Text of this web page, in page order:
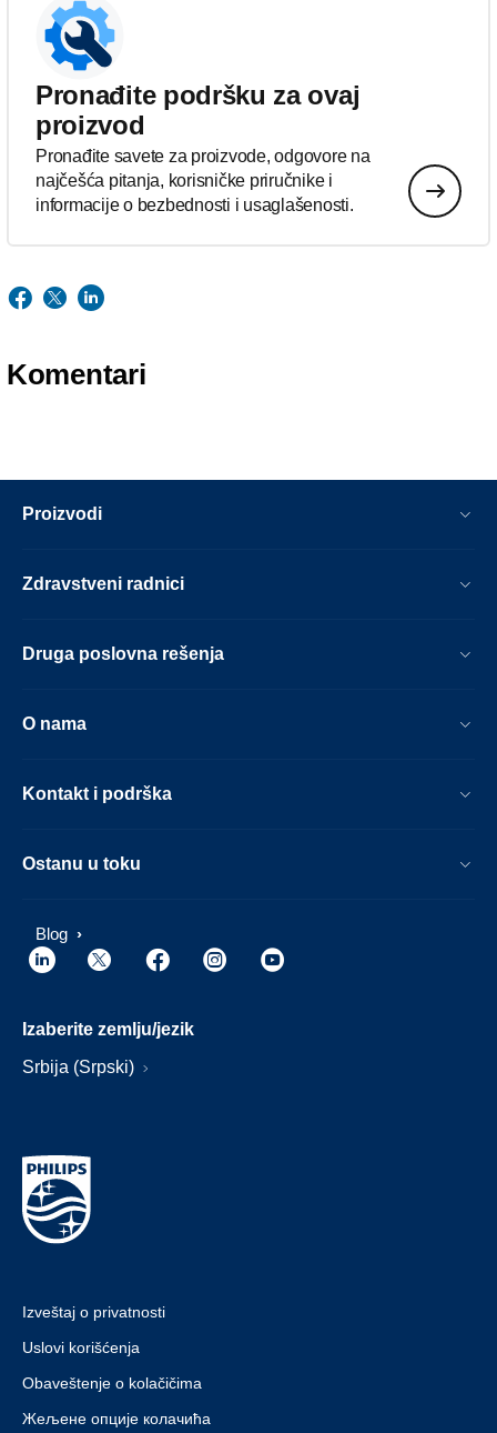
Pronađite podršku za ovaj
proizvod
Pronađite savete za proizvode, odgovore na
najčešća pitanja, korisničke priručnike i
informacije o bezbednosti i usaglašenosti.
Komentari
Proizvodi
Zdravstveni radnici
Druga poslovna rešenja
O nama
Kontakt i podrška
Ostanu u toku
Blog
Izaberite zemlju/jezik
Srbija (Srpski)
Izveštaj o privatnosti
Uslovi korišćenja
Obaveštenje o kolačičima
Жељене опције колачића